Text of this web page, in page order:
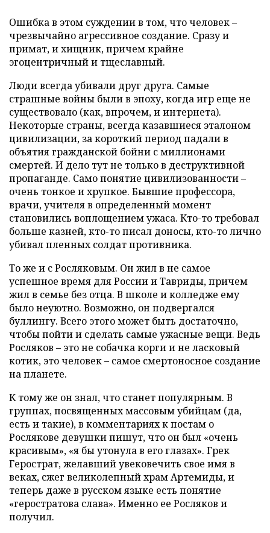
Ошибка в этом суждении в том, что человек –
чрезвычайно агрессивное создание. Сразу и
примат, и хищник, причем крайне
эгоцентричный и тщеславный.
Люди всегда убивали друг друга. Самые
страшные войны были в эпоху, когда игр еще не
существовало (как, впрочем, и интернета).
Некоторые страны, всегда казавшиеся эталоном
цивилизации, за короткий период падали в
объятия гражданской бойни с миллионами
смертей. И дело тут не только в деструктивной
пропаганде. Само понятие цивилизованности –
очень тонкое и хрупкое. Бывшие профессора,
врачи, учителя в определенный момент
становились воплощением ужаса. Кто-то требовал
больше казней, кто-то писал доносы, кто-то лично
убивал пленных солдат противника.
То же и с Росляковым. Он жил в не самое
успешное время для России и Тавриды, причем
жил в семье без отца. В школе и колледже ему
было неуютно. Возможно, он подвергался
буллингу. Всего этого может быть достаточно,
чтобы пойти и сделать самые ужасные вещи. Ведь
Росляков – это не собачка корги и не ласковый
котик, это человек – самое смертоносное создание
на планете.
К тому же он знал, что станет популярным. В
группах, посвященных массовым убийцам (да,
есть и такие), в комментариях к постам о
Рослякове девушки пишут, что он был «очень
красивым», «я бы утонула в его глазах». Грек
Герострат, желавший увековечить свое имя в
веках, сжег великолепный храм Артемиды, и
теперь даже в русском языке есть понятие
«геростратова слава». Именно ее Росляков и
получил.